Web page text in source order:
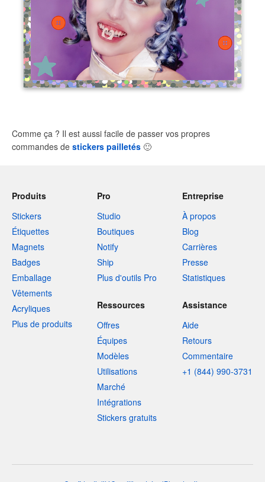
Comme ça ? Il est aussi facile de passer vos propres
commandes de stickers pailletés 🙂
Produits
Stickers
Étiquettes
Magnets
Badges
Emballage
Vêtements
Acryliques
Plus de produits
Pro
Studio
Boutiques
Notify
Ship
Plus d'outils Pro
Entreprise
À propos
Blog
Carrières
Presse
Statistiques
Ressources
Offres
Équipes
Modèles
Utilisations
Marché
Intégrations
Stickers gratuits
Assistance
Aide
Retours
Commentaire
+1 (844) 990-3731